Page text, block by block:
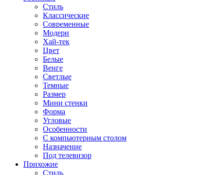
Стиль
Классические
Современные
Модерн
Хай-тек
Цвет
Белые
Венге
Светлые
Темные
Размер
Мини стенки
Форма
Угловые
Особенности
С компьютерным столом
Назначение
Под телевизор
Прихожие
Стиль